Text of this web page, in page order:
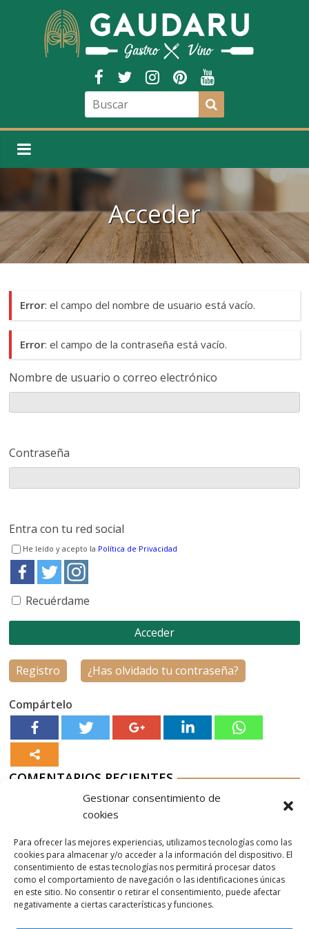
Gestionar consentimiento de
cookies
Para ofrecer las mejores experiencias, utilizamos tecnologías como las
cookies para almacenar y/o acceder a la información del dispositivo. El
consentimiento de estas tecnologías nos permitirá procesar datos
como el comportamiento de navegación o las identificaciones únicas
en este sitio. No consentir o retirar el consentimiento, puede afectar
negativamente a ciertas características y funciones.
Acceder
Error: el campo del nombre de usuario está vacío.
Error: el campo de la contraseña está vacío.
Nombre de usuario o correo electrónico
Contraseña
Entra con tu red social
He leído y acepto la Política de Privacidad
Recuérdame
Registro ¿Has olvidado tu contraseña?
Compártelo
COMENTARIOS RECIENTES
Nordés Vermouth Rojo
Aurelio G-MenNordés Vermouth Rojo
AitorenNordés Vermouth Rojo
Aurelio G-M en Nordés Vermouth Rojo